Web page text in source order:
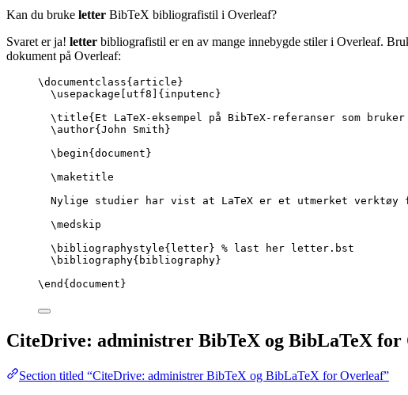
Kan du bruke letter BibTeX bibliografistil i Overleaf?
Svaret er ja! letter bibliografistil er en av mange innebygde stiler i Overleaf.
dokument på Overleaf:
\documentclass{ article }
\usepackage
utf8 ]{ inputenc }
\title{Et LaTeX-eksempel på BibTeX-referanser som
\author{John Smith}
\begin{ document }
\maketitle
Nylige studier har vist at LaTeX er et utmerket verktøy
\medskip
\bibliographystyle{letter} % last her letter.bst
\bibliography{bibliography}
\end { document }
CiteDrive: administrer BibTeX og BibLaTeX for
Section titled “CiteDrive: administrer BibTeX og BibLaTeX for Overleaf”